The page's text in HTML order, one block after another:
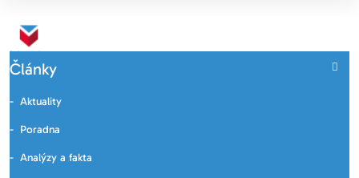
Články
Aktuality
Poradna
Analýzy a fakta